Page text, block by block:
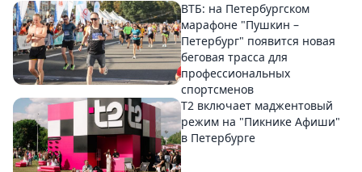
ВТБ: на Петербургском
марафоне "Пушкин –
Петербург" появится новая
беговая трасса для
профессиональных
спортсменов
Т2 включает маджентовый
режим на "Пикнике Афиши"
в Петербурге